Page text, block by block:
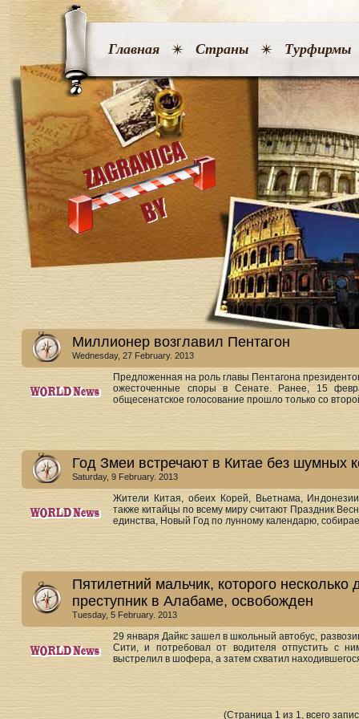
Главная Страны Турфирмы
Миллионер возглавил Пентагон
Wednesday, 27 February. 2013
Предложенная на роль главы Пентагона
ожесточенные споры в Сенате. Ранее, 15
общесенатское голосование прошло только со
Год Змеи встречают в Китае без шумных
Saturday, 9 February. 2013
Жители Китая, обеих Корей, Вьетнама,
также китайцы по всему миру считают Праздник
единства, Новый Год по лунному календарю,
Пятилетний мальчик, которого
преступник в Алабаме, освобожден
Tuesday, 5 February. 2013
29 января Дайкс зашел в школьный автобус,
Сити, и потребовал от водителя отпустить с
выстрелил в шофера, а затем схватил
(Страница 1 из 1, всего